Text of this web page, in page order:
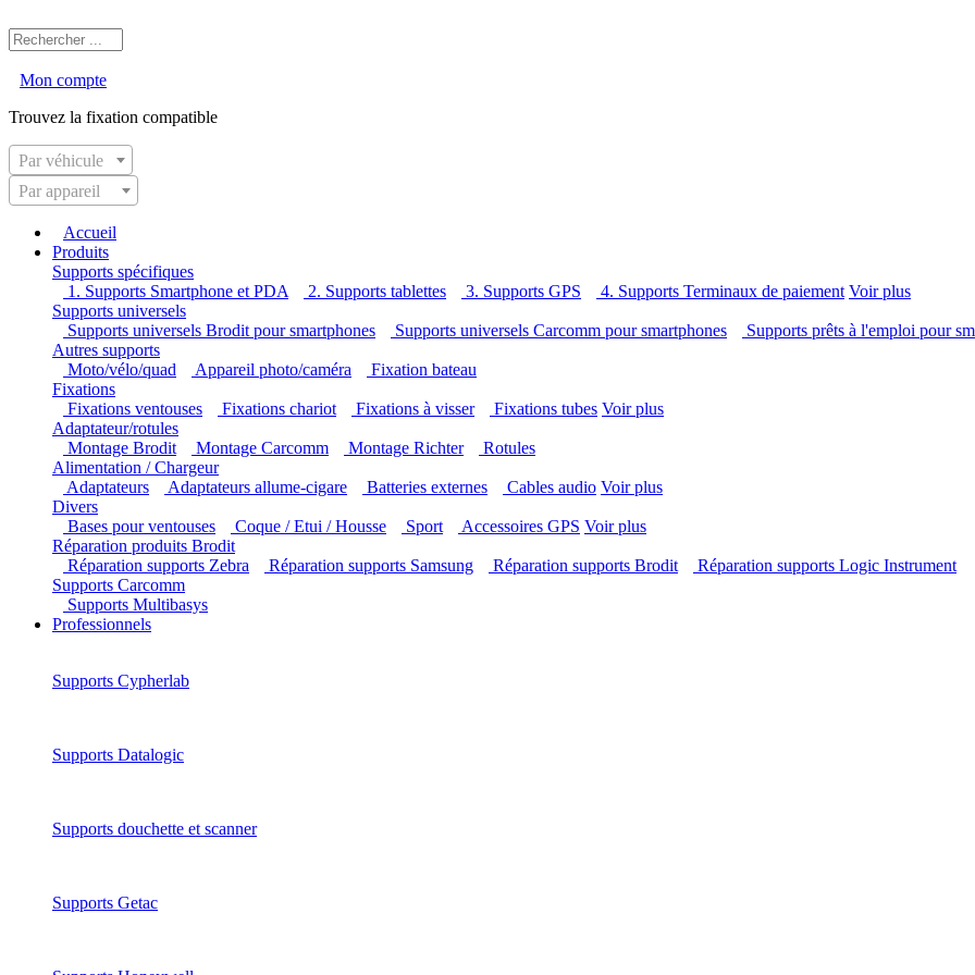
Mon compte
Trouvez la fixation compatible
Par véhicule
Par appareil
Accueil
Produits
Supports spécifiques
1. Supports Smartphone et PDA
2. Supports tablettes 3. Supports GPS 4. Supports Terminaux de paiement Voir plus
Supports universels
Supports universels Brodit pour smartphones
Supports universels Carcomm pour smartphones Supports prêts à l'emploi pour
Autres supports
Moto/vélo/quad
Appareil photo/caméra
Fixation bateau
Fixations
Fixations ventouses
Fixations chariot Fixations à visser Fixations tubes Voir plus
Adaptateur/rotules
Montage Brodit
Montage Carcomm Montage Richter
Rotules
Alimentation / Chargeur
Adaptateurs
Adaptateurs allume-cigare Batteries externes Cables audio Voir plus
Divers
Bases pour ventouses
Coque / Etui / Housse Sport Accessoires GPS Voir plus
Réparation produits Brodit
Réparation supports Zebra
Réparation supports Samsung Réparation supports Brodit
Réparation supports Logic Instrument
Supports Carcomm
Supports Multibasys
Professionnels
Supports Cypherlab
Supports Datalogic
Supports douchette et scanner
Supports Getac